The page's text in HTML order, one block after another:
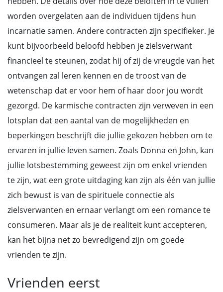
worden overgelaten aan de individuen tijdens hun
incarnatie samen. Andere contracten zijn specifieker. Je
kunt bijvoorbeeld beloofd hebben je zielsverwant
financieel te steunen, zodat hij of zij de vreugde van het
ontvangen zal leren kennen en de troost van de
wetenschap dat er voor hem of haar door jou wordt
gezorgd. De karmische contracten zijn verweven in een
lotsplan dat een aantal van de mogelijkheden en
beperkingen beschrijft die jullie gekozen hebben om te
ervaren in jullie leven samen. Zoals Donna en John, kan
jullie lotsbestemming geweest zijn om enkel vrienden
te zijn, wat een grote uitdaging kan zijn als één van jullie
zich bewust is van de spirituele connectie als
zielsverwanten en ernaar verlangt om een romance te
consumeren. Maar als je de realiteit kunt accepteren,
kan het bijna net zo bevredigend zijn om goede
vrienden te zijn.
Vrienden eerst